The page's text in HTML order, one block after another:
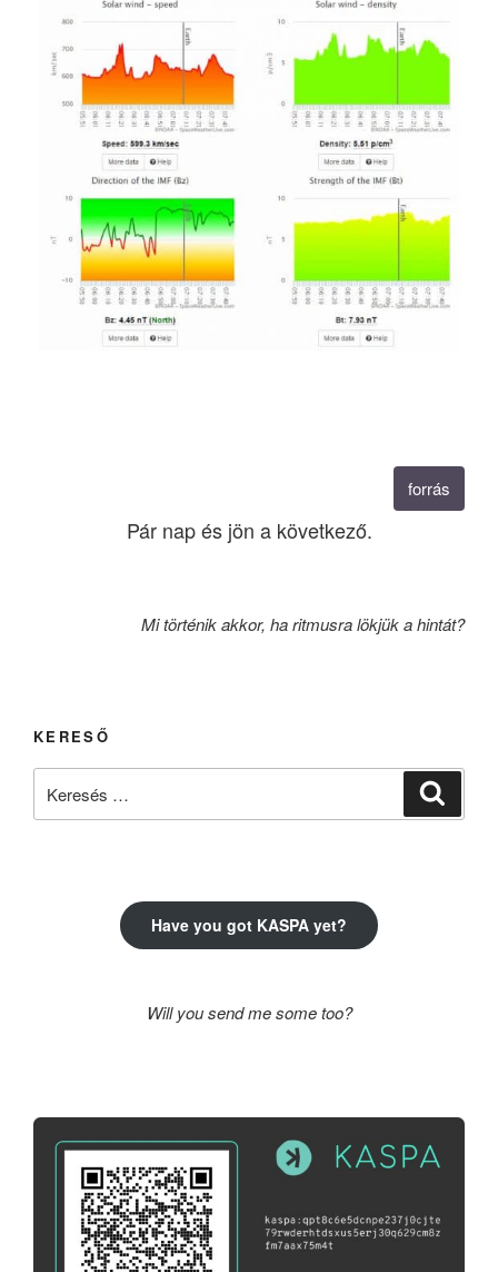
forrás
Pár nap és jön a következő.
Mi történik akkor, ha ritmusra lökjük a hintát?
KERESŐ
Have you got KASPA yet?
Will you send me some too?